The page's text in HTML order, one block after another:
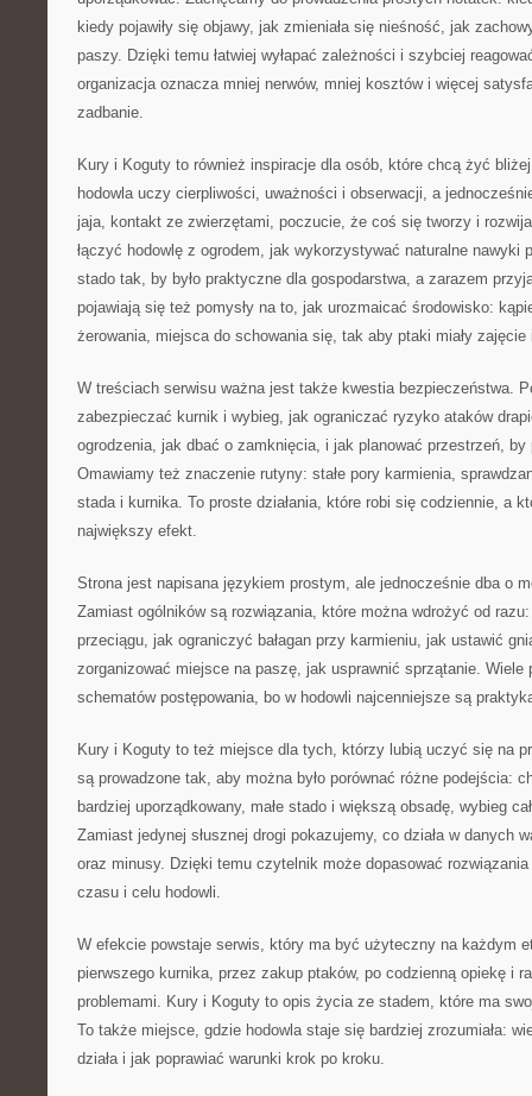
kiedy pojawiły się objawy, jak zmieniała się nieśność, jak
paszy. Dzięki temu łatwiej wyłapać zależności i szybciej
organizacja oznacza mniej nerwów, mniej kosztów i więcej
zadbanie.
Kury i Koguty to również inspiracje dla osób, które chcą żyć
hodowla uczy cierpliwości, uważności i obserwacji, a
jaja, kontakt ze zwierzętami, poczucie, że coś się tworzy i
łączyć hodowlę z ogrodem, jak wykorzystywać naturalne nawyki
stado tak, by było praktyczne dla gospodarstwa, a zarazem
pojawiają się też pomysły na to, jak urozmaicać środowisko:
żerowania, miejsca do schowania się, tak aby ptaki miały zajęcie
W treściach serwisu ważna jest także kwestia bezpieczeństwa.
zabezpieczać kurnik i wybieg, jak ograniczać ryzyko ataków
ogrodzenia, jak dbać o zamknięcia, i jak planować przestrzeń, by
Omawiamy też znaczenie rutyny: stałe pory karmienia,
stada i kurnika. To proste działania, które robi się codziennie, a
największy efekt.
Strona jest napisana językiem prostym, ale jednocześnie dba o
Zamiast ogólników są rozwiązania, które można wdrożyć od
przeciągu, jak ograniczyć bałagan przy karmieniu, jak ustawić
zorganizować miejsce na paszę, jak usprawnić sprzątanie. Wiele
schematów postępowania, bo w hodowli najcenniejsze są
Kury i Koguty to też miejsce dla tych, którzy lubią uczyć się na
są prowadzone tak, aby można było porównać różne podejścia:
bardziej uporządkowany, małe stado i większą obsadę, wybieg
Zamiast jedynej słusznej drogi pokazujemy, co działa w danych
oraz minusy. Dzięki temu czytelnik może dopasować
czasu i celu hodowli.
W efekcie powstaje serwis, który ma być użyteczny na każdym
pierwszego kurnika, przez zakup ptaków, po codzienną opiekę i
problemami. Kury i Koguty to opis życia ze stadem, które ma
To także miejsce, gdzie hodowla staje się bardziej zrozumiała:
działa i jak poprawiać warunki krok po kroku.